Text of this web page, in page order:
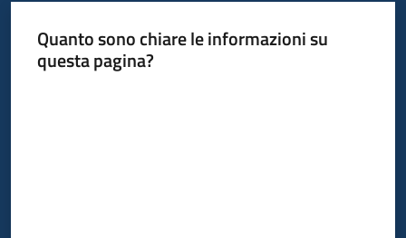
Quanto sono chiare le informazioni su
questa pagina?